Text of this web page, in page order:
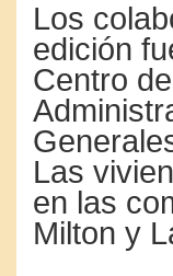
Los
edición
Centro
Las
en las
Milton y